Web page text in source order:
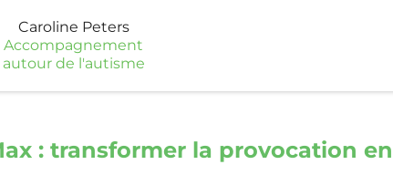
Caroline Peters
Accompagnement
autour de l'autisme
: transformer la provocation